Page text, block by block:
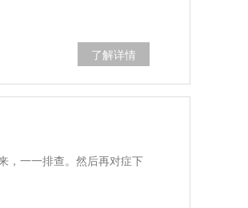
了解详情
，一一排查。然后再对症下